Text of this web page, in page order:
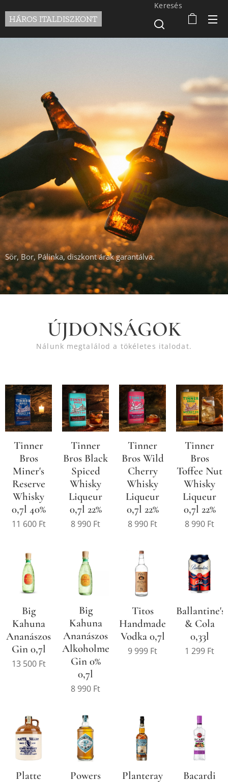
HÁROS ITALDISZKONT
Keresés
Sör, Bor, Pálinka, diszkont árak garantálva.
ÚJDONSÁGOK
Nálunk megtalálod a tökéletes italodat.
Tinner
Bros
Miner's
Reserve
Whisky
0,7l 40%
11 600Ft
Tinner
Bros Black
Spiced
Whisky
Liqueur
0,7l 22%
8 990 Ft
Tinner
Bros Wild
Cherry
Whisky
Liqueur
0,7l 22%
8 990 Ft
Tinner
Bros
Toffee Nut
Whisky
Liqueur
0,7l 22%
8 990 Ft
Big
Kahuna
Ananászos
Gin 0,7l
13 500Ft
Big
Kahuna
Ananászos
Alkoholmentes
Gin 0%
0,7l
8 990 Ft
Titos
Handmade
Vodka 0,7l
9 999 Ft
Ballantine's
& Cola
0,33l
1 299 Ft
Platte
Powers
Planteray
Bacardi